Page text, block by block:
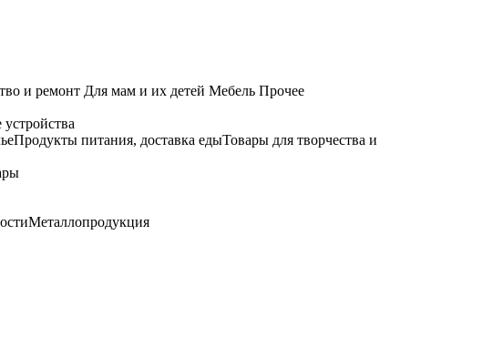
и ремонт Для мам и их детей Мебель Прочее
Продукты питания, доставка едыТовары для творчества и
Металлопродукция